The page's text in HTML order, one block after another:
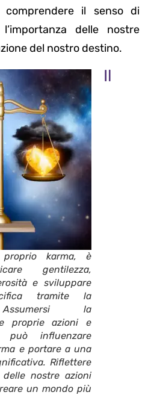
comprendere il senso di
delle nostre
del nostro destino.
karma, è
gentilezza,
e sviluppare
tramite la
la
proprie azioni e
può influenzare
e portare a una
Riflettere
delle nostre azioni
un mondo più
Il